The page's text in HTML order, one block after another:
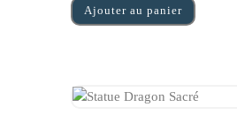
Ajouter au panier